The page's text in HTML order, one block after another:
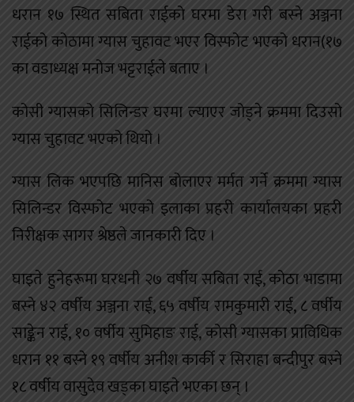
धरान १७ स्थित सबिता राईको घरमा डेरा गरी बस्ने अञ्जना
राईको कोठामा ग्यास चुहावट भएर विस्फोट भएको धरान(१७
का वडाध्यक्ष मनोज भट्टराईले बताए ।
कोसी ग्यासको सिलिन्डर घरमा ल्याएर जोड्ने क्रममा दिउसो
ग्यास चुहावट भएको थियो ।
ग्यास लिक भएपछि मानिस बोलाएर मर्मत गर्ने क्रममा ग्यास
सिलिन्डर विस्फोट भएको इलाका प्रहरी कार्यालयका प्रहरी
निरीक्षक सागर श्रेष्ठले जानकारी दिए ।
घाइते हुनेहरूमा घरधनी २७ वर्षीय सबिता राई, कोठा भाडामा
बस्ने ४२ वर्षीय अञ्जना राई, ६५ वर्षीय रामकुमारी राई, ८ वर्षीय
साङ्केन राई, १० वर्षीय सुमिहाङ राई, कोसी ग्यासका प्राविधिक
धरान ११ बस्ने १९ वर्षीय अनीश कार्की र सिराहा बन्दीपुर बस्ने
१८ वर्षीय वासुदेव खड्का घाइते भएका छन् ।